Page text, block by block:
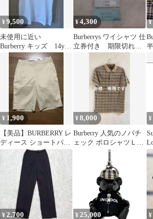
¥9,500
未使用に近い
Burberry キッズ 14y
大人も着れる
¥4,300
Burberrys ワイシャツ 仕
立券付き 期限切れで
¥
¥ 1,900
【美品】BURBERRY レ
ディース ショートパン
ツ ベージュ サイズ9
¥8,000
Burberry 人気のノバチ
ェック ポロシャツＬベ
ージュ ホースロゴ
¥
¥2,700 ¥ 25,000 ¥